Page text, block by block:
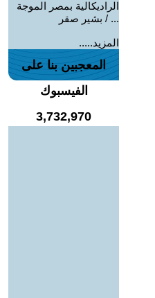
الراديكالية بمصر الموجة
... / بشير صقر
المزيد.....
المعجبين بنا على
الفيسبوك
3,732,970